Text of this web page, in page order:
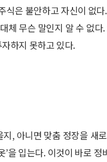
은 불안하고 자신이 없다
체 무슨 말인지 알 수 없
하지 못하고 있다.
, 아니면 맞춤 정장을 새
’을 입는다. 이것이 바로